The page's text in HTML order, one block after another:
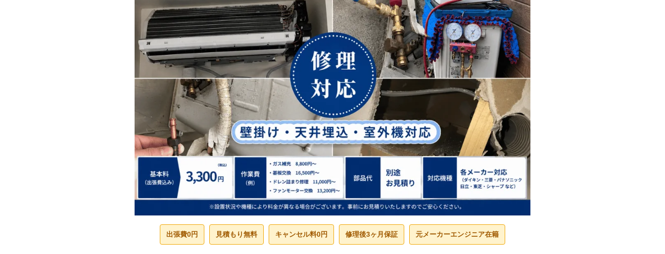
出張費0円 見積もり無料 キャンセル料0円 修理後3ヶ月保証 元メーカーエンジニア在籍